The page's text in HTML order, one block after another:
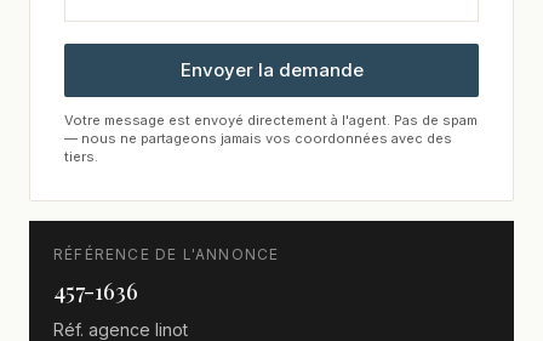
Envoyer la demande
Votre message est envoyé directement à l'agent. Pas de spam
— nous ne partageons jamais vos coordonnées avec des
tiers.
RÉFÉRENCE DE L'ANNONCE
457-1636
Réf. agence linot